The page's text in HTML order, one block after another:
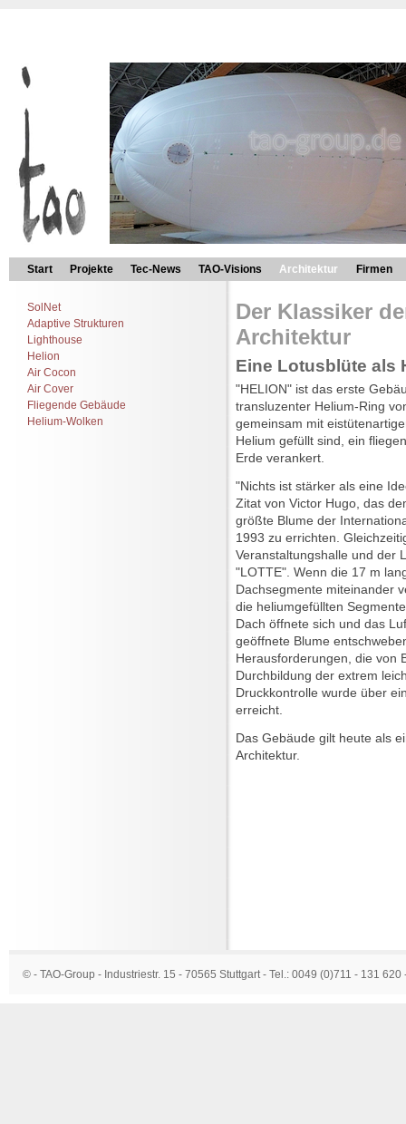
Start Projekte Tec-News TAO-Visions Architektur Firmen
Der Klassiker
Architektur
Eine Lotusblüte als
"HELION" ist das erste
transluzenter Helium-Ring
gemeinsam mit
Helium gefüllt sind, ein
Erde verankert.
"Nichts ist stärker als eine
Zitat von Victor Hugo, das
größte Blume der
1993 zu errichten.
Veranstaltungshalle und der
"LOTTE". Wenn die 17 m
Dachsegmente miteinander
die heliumgefüllten
Dach öffnete sich und das
geöffnete Blume
Herausforderungen, die von
Durchbildung der extrem
Druckkontrolle wurde über
erreicht.
Das Gebäude gilt heute als
Architektur.
SolNet
Adaptive Strukturen
Lighthouse
Helion
Air Cocon
Air Cover
Fliegende Gebäude
Helium-Wolken
© - TAO-Group - Industriestr. 15 - 70565 Stuttgart - Tel.: 0049 (0)711 - 131